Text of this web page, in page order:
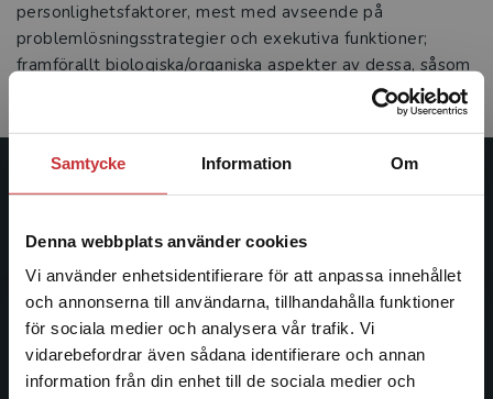
Samtycke Information Om
Denna webbplats använder cookies
Vi använder enhetsidentifierare för att anpassa innehållet
och annonserna till användarna, tillhandahålla funktioner
för sociala medier och analysera vår trafik. Vi
vidarebefordrar även sådana identifierare och annan
information från din enhet till de sociala medier och
Begränsad fraktregion
personlighetsfaktorer, mest med avseende på
problemlösningsstrategier och exekutiva funktioner;
framförallt biologiska/organiska aspekter av dessa, såsom
Studentlitteratur
Studentlitteratur grundades 1963 och är idag Sveriges
ledande utbildningsförlag. Med läromedel, kurslitteratur,
facklitteratur, utbildningar och digitala
informationstjänster i utbudet, finns Studentlitteratur med
längs hela kunskapsresan.